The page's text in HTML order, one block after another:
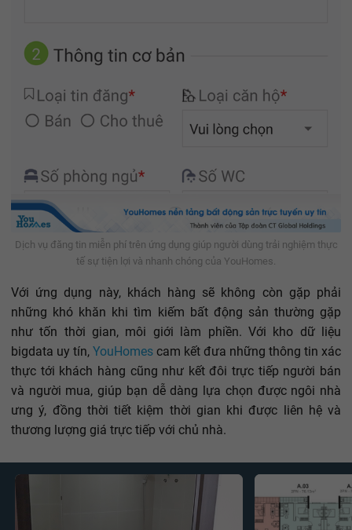
Dịch vụ đăng tin miễn phí trên ứng dụng giúp người dùng trải nghiệm thực
tế sự tiện lợi và nhanh chóng của YouHomes.
Với ứng dụng này, khách hàng sẽ không còn gặp phải
những khó khăn khi tìm kiếm bất động sản thường gặp
như tốn thời gian, môi giới làm phiền. Với kho dữ liệu
bigdata uy tín, YouHomes cam kết đưa những thông tin xác
thực tới khách hàng cũng như kết đôi trực tiếp người bán
và người mua, giúp bạn dễ dàng lựa chọn được ngôi nhà
ưng ý, đồng thời tiết kiệm thời gian khi được liên hệ và
thương lượng giá trực tiếp với chủ nhà.